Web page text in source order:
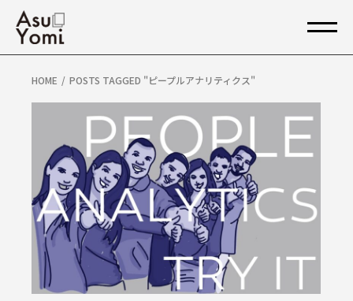
Skip
the
content
HOME POSTS TAGGED "ピープルアナリティクス"